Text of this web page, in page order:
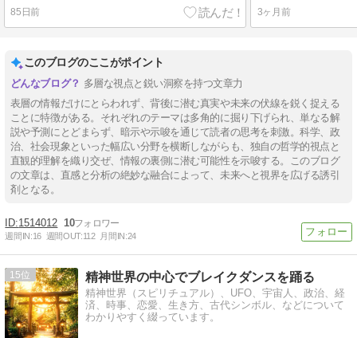
85日前 3ヶ月前
このブログのここがポイント
多層な視点と鋭い洞察を持つ文章力
表層の情報だけにとらわれず、背後に潜む真実や未来の伏線を鋭く捉える
ことに特徴がある。それぞれのテーマは多角的に掘り下げられ、単なる解
説や予測にとどまらず、暗示や示唆を通じて読者の思考を刺激。科学、政
治、社会現象といった幅広い分野を横断しながらも、独自の哲学的視点と
直観的理解を織り交ぜ、情報の裏側に潜む可能性を示唆する。このブログ
の文章は、直感と分析の絶妙な融合によって、未来へと視界を広げる誘引
剤となる。
1514012 10
週間IN:16 週間OUT:112 月間IN:24
15 精神世界の中心でブレイクダンスを踊る
精神世界（スピリチュアル）、UFO、宇宙人、政治、経
済、時事、恋愛、生き方、古代シンボル、などについて
わかりやすく綴っています。